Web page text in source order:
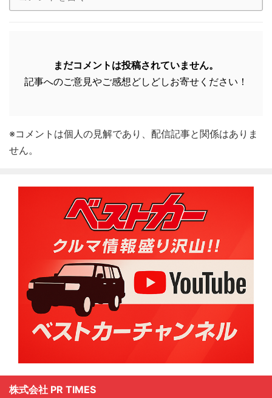
まだコメントは投稿されていません。
記事へのご意見やご感想どしどしお寄せください！
※コメントは個人の見解であり、配信記事と関係はありま
せん。
株式会社 PR TIMES